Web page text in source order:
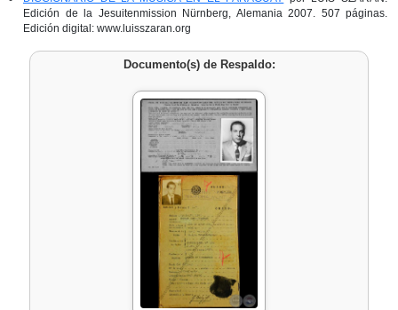
Edición de la Jesuitenmission Nürnberg, Alemania 2007. 507 páginas.
Edición digital: www.luisszaran.org
Documento(s) de Respaldo: